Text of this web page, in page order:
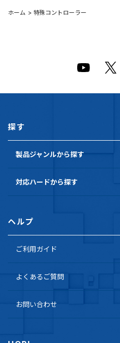
ホーム > 特殊コントローラー
探す
製品ジャンルから探す
対応ハードから探す
ヘルプ
ご利用ガイド
よくあるご質問
お問い合わせ